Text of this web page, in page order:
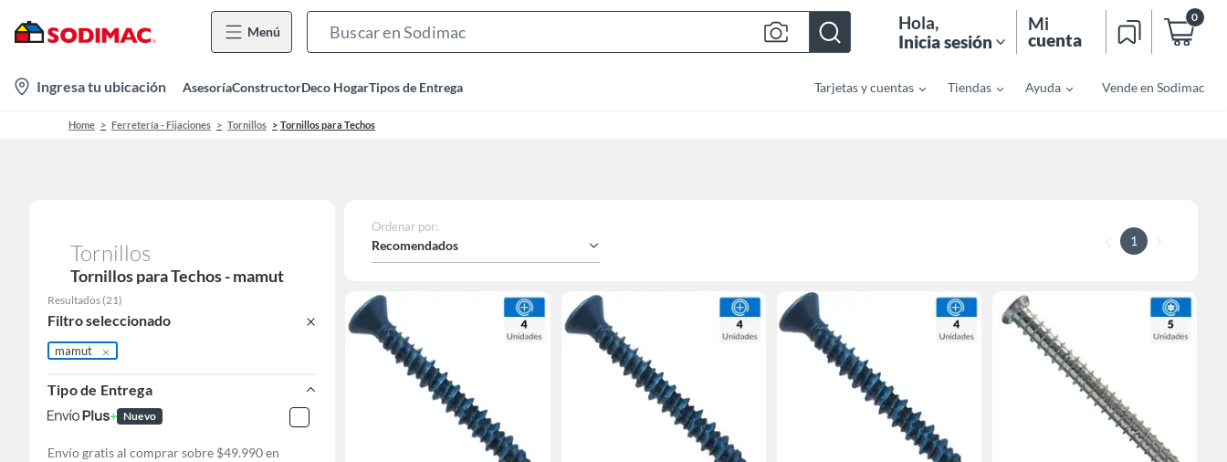
Menú
Bar
Hola,
Inicia sesión
Mi
cuenta
0
location-
icon
Ingresa tu ubicación AsesoríaConstructorDeco HogarTipos de Entrega Tarjetas y cuentas Tiendas Ayuda Vende en Sodimac
Home Ferretería - Fijaciones Tornillos Tornillos para Techos
Tornillos
Tornillos para Techos - mamut
Resultados (21)
Filtro seleccionado
mamut
Tipo de Entrega
Nuevo
Envío gratis al comprar sobre $49.990 en
Ordenar por:
Recomendados 1